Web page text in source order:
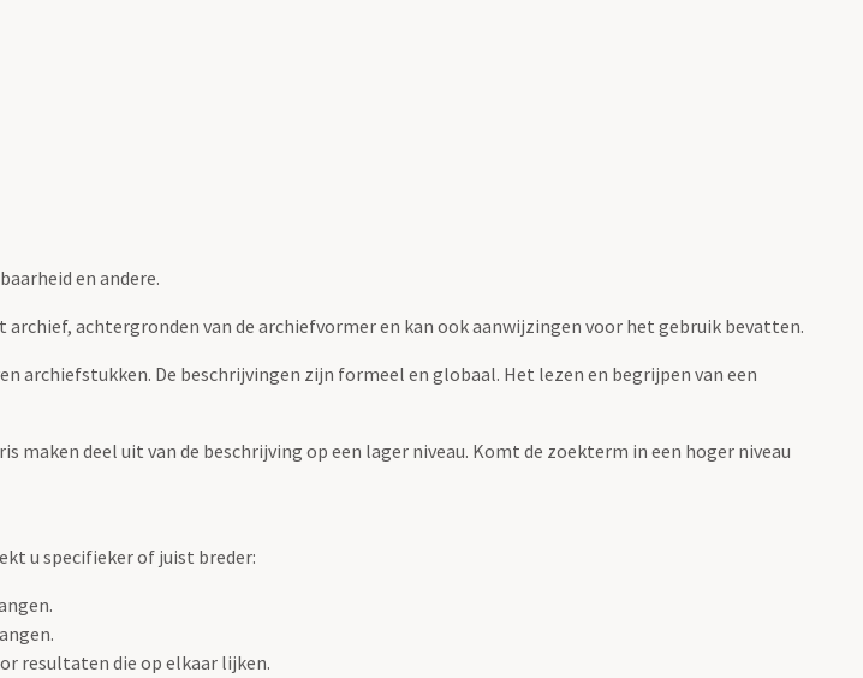
en andere.
achtergronden van de archiefvormer en kan ook aanwijzingen voor het gebruik bevatten.
archiefstukken. De beschrijvingen zijn formeel en globaal. Het lezen en begrijpen van een
deel uit van de beschrijving op een lager niveau. Komt de zoekterm in een hoger niveau
u specifieker of juist breder:
resultaten die op elkaar lijken.